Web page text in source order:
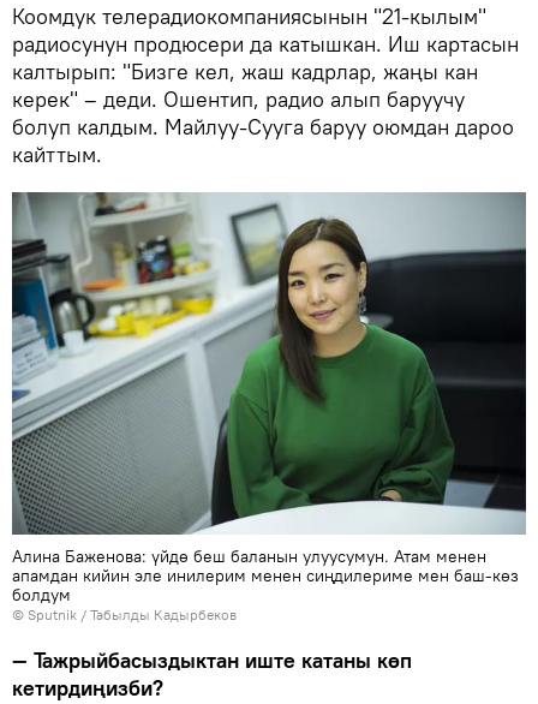
Коомдук телерадиокомпаниясынын "21-кылым"
радиосунун продюсери да катышкан. Иш картасын
калтырып: "Бизге кел, жаш кадрлар, жаңы кан
керек" – деди. Ошентип, радио алып баруучу
болуп калдым. Майлуу-Сууга баруу оюмдан дароо
кайттым.
Алина Баженова: үйдө беш баланын улуусумун. Атам менен
апамдан кийин эле инилерим менен сиңдилериме мен баш-көз
болдум
© Sputnik / Табылды Кадырбеков
— Тажрыйбасыздыктан иште катаны көп
кетирдиңизби?